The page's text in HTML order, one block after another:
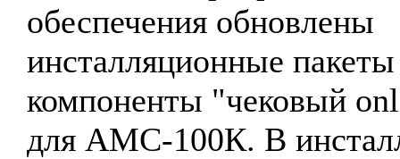
обеспечения обновлены
инсталляционные пакеты
компоненты "чековый
для АМС-100К. В